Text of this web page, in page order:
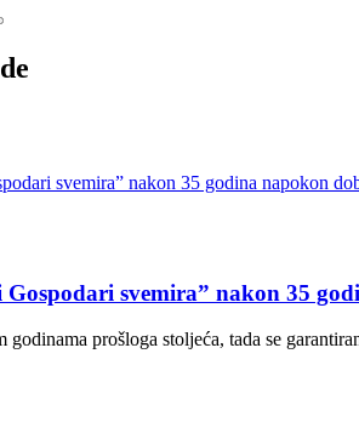
svemira” nakon 35
prošloga stoljeća, tada se